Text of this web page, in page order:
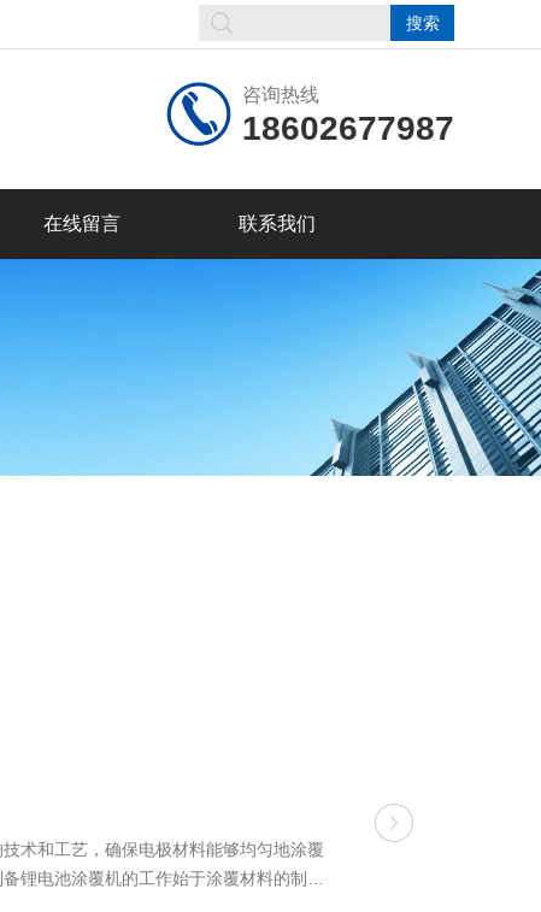
咨询热线
18602677987
在线留言 联系我们
术和工艺，确保电极材料能够均匀地涂覆
锂电池涂覆机的工作始于涂覆材料的制